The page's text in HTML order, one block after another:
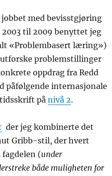
med bevisstgjøring
til 2009 benyttet jeg
«Problembasert læring»)
problemstillinger
oppdrag fra Redd
påfølgende internasjonale
på nivå 2.
der jeg kombinerte det
Gribb-stil, der hvert
(under
både muligheten for